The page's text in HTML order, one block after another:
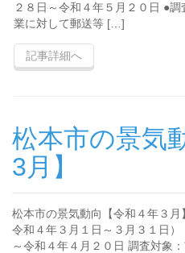
２８日～令和４年５月２０日 ●
業に対して郵送等 […]
記事詳細へ
松本市の景気
3月】
松本市の景気動向【令和４年３
令和４年３月１日～３月３１日
～令和４年４月２０日 調査対象